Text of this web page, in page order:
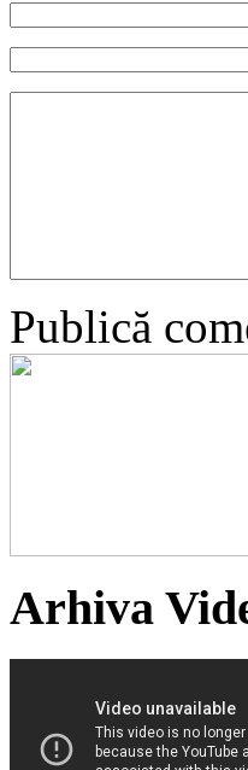
Publică
Arhiva